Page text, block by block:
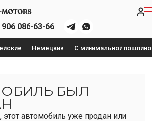
906 086-63-66
Немецкие С минимальной
БЫЛ
автомобиль уже продан или